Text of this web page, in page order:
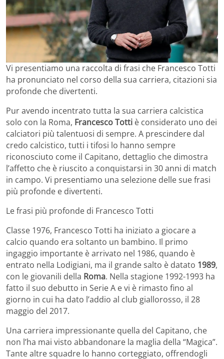
Vi presentiamo una raccolta di frasi che Francesco Totti
ha pronunciato nel corso della sua carriera, citazioni sia
profonde che divertenti.
Pur avendo incentrato tutta la sua carriera calcistica
solo con la Roma, Francesco Totti è considerato uno dei
calciatori più talentuosi di sempre. A prescindere dal
credo calcistico, tutti i tifosi lo hanno sempre
riconosciuto come il Capitano, dettaglio che dimostra
l’affetto che è riuscito a conquistarsi in 30 anni di match
in campo. Vi presentiamo una selezione delle sue frasi
più profonde e divertenti.
Le frasi più profonde di Francesco Totti
Classe 1976, Francesco Totti ha iniziato a giocare a
calcio quando era soltanto un bambino. Il primo
ingaggio importante è arrivato nel 1986, quando è
entrato nella Lodigiani, ma il grande salto è datato 1989,
con le giovanili della Roma. Nella stagione 1992-1993 ha
fatto il suo debutto in Serie A e vi è rimasto fino al
giorno in cui ha dato l’addio al club giallorosso, il 28
maggio del 2017.
Una carriera impressionante quella del Capitano, che
non l’ha mai visto abbandonare la maglia della “Magica”.
Tante altre squadre lo hanno corteggiato, offrendogli